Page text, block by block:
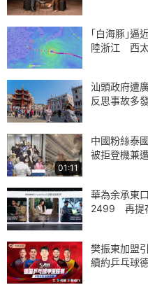
｢白海豚｣逼
陸浙江 西太
汕頭政府遭
反思事故多
01:11
中國粉絲泰
被拒登機兼
華為余承東
2499 再提
樊振東加盟
續約乒乓球